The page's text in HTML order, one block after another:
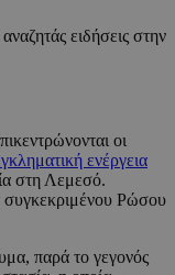
ειδήσεις στην
οι
ενέργεια
στη Λεμεσό.
συγκεκριμένου Ρώσου
παρά το γεγονός